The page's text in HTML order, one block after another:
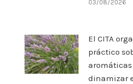
03/08/2026
El CITA
práctico
dinamizar